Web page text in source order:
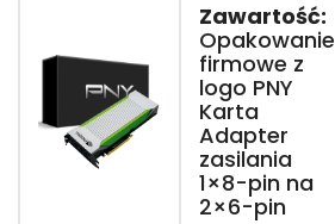
Zawartość:
Opakowanie
firmowe z
logo PNY
Karta
Adapter
zasilania
1×8-pin na
2×6-pin